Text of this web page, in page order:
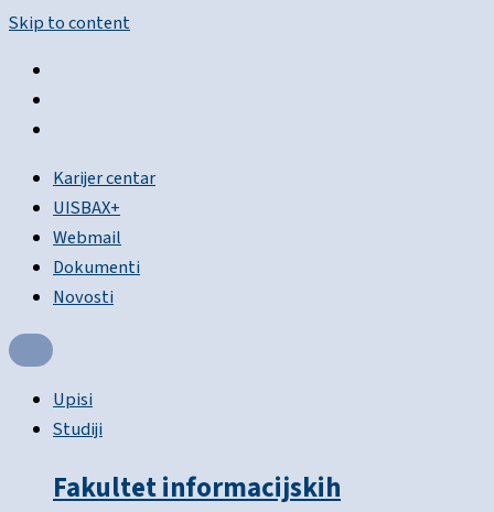
Skip to content
Karijer centar
UISBAX+
Webmail
Dokumenti
Novosti
Upisi
Studiji
Fakultet informacijskih